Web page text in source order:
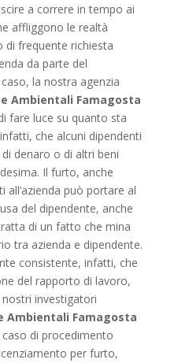
a correre in tempo ai
affliggono le realtà
di frequente richiesta
da parte del
la nostra agenzia
Ambientali Famagosta
fare luce su quanto sta
che alcuni dipendenti
denaro o di altri beni
Il furto, anche
può portare al
del dipendente, anche
di un fatto che mina
tra azienda e dipendente.
consistente, infatti, che
del rapporto di lavoro,
investigatori
Ambientali Famagosta
di procedimento
per furto,